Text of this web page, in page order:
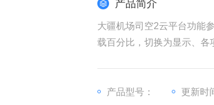
产品简介
大疆机场司空2云平台功能
载百分比，切换为显示、
产品型号： 更新时